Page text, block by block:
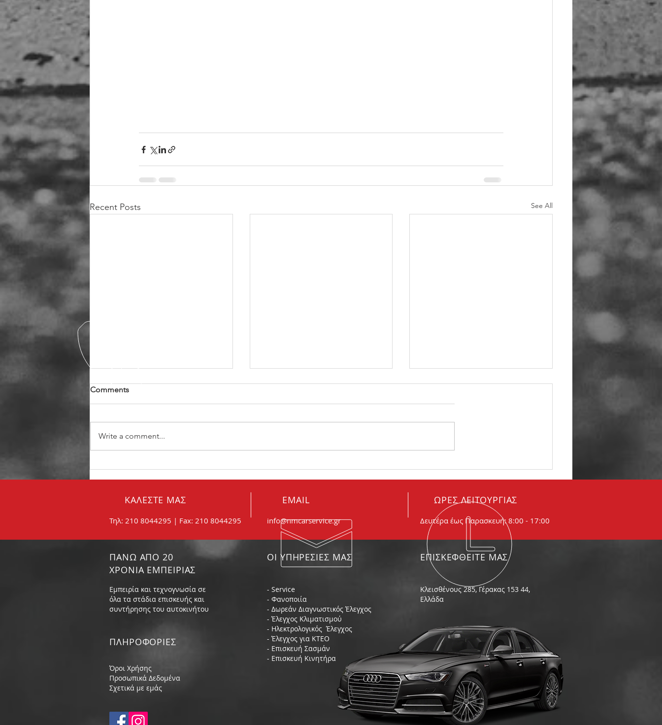
Recent Posts See All
συμβαίνει
Comments
Write a comment...
ΚΑΛΕΣΤΕ ΜΑΣ
Τηλ: 210 8044295 | Fax: 210 8044295
EMAIL
info@nmcarservice.gr
ΩΡΕΣ ΛΕΙΤΟΥΡΓΙΑΣ
Δευτέρα έως Παρασκευή: 8:00 - 17:00
ΠΑΝΩ ΑΠΟ 20
ΧΡΟΝΙΑ ΕΜΠΕΙΡΙΑΣ
Εμπειρία και τεχνογνωσία σε
όλα τα στάδια επισκευής και
συντήρησης του αυτοκινήτου
ΠΛΗΡΟΦΟΡIΕΣ
Όροι Χρήσης
Προσωπικά Δεδομένα
Σχετικά με εμάς
ΟΙ ΥΠΗΡΕΣΙΕΣ ΜΑΣ ΕΠΙΣΚΕΦΘΕΙΤΕ ΜΑΣ
- Service
- Φανοποιία
- Δωρεάν Διαγνωστικός Έλεγχος
- Έλεγχος Κλιματισμού
- Ηλεκτρολογικός Έλεγχος
- Έλεγχος για ΚΤΕΟ
- Επισκευή Σασμάν
- Επισκευή Κινητήρα
Κλεισθένους 285, Γέρακας 153 44,
Ελλάδα